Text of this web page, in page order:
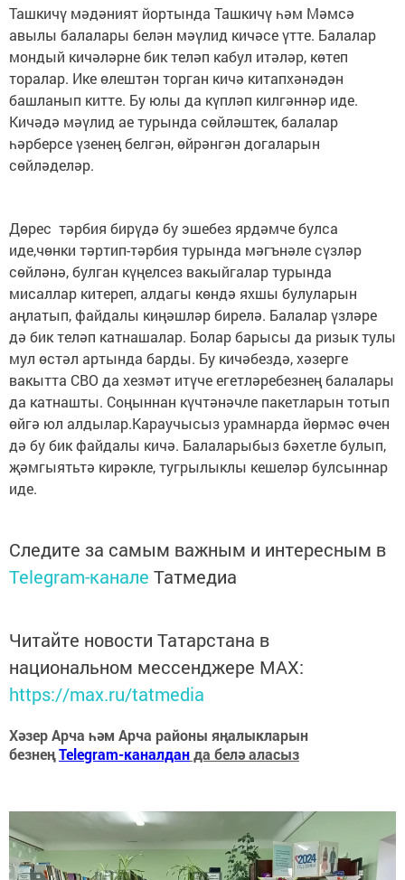
Ташкичү мәдәният йортында Ташкичү һәм Мәмсә
авылы балалары белән мәүлид кичәсе үтте. Балалар
мондый кичәләрне бик теләп кабул итәләр, көтеп
торалар. Ике өлештән торган кичә китапхәнәдән
башланып китте. Бу юлы да күпләп килгәннәр иде.
Кичәдә мәүлид ае турында сөйләштек, балалар
һәрберсе үзенең белгән, өйрәнгән догаларын
сөйләделәр.
Дөрес тәрбия бирүдә бу эшебез ярдәмче булса
иде,чөнки тәртип-тәрбия турында мәгънәле сүзләр
сөйләнә, булган күңелсез вакыйгалар турында
мисаллар китереп, алдагы көндә яхшы булуларын
аңлатып, файдалы киңәшләр бирелә. Балалар үзләре
дә бик теләп катнашалар. Болар барысы да ризык тулы
мул өстәл артында барды. Бу кичәбездә, хәзерге
вакытта СВО да хезмәт итүче егетләребезнең балалары
да катнашты. Соңыннан күчтәнәчле пакетларын тотып
өйгә юл алдылар.Караучысыз урамнарда йөрмәс өчен
дә бу бик файдалы кичә. Балаларыбыз бәхетле булып,
җәмгыятьтә кирәкле, тугрылыклы кешеләр булсыннар
иде.
Следите за самым важным и интересным в
Telegram-канале Татмедиа
Читайте новости Татарстана в
национальном мессенджере MАХ:
https://max.ru/tatmedia
Хәзер Арча һәм Арча районы яңалыкларын
безнеңTelegram-каналданда белә аласыз